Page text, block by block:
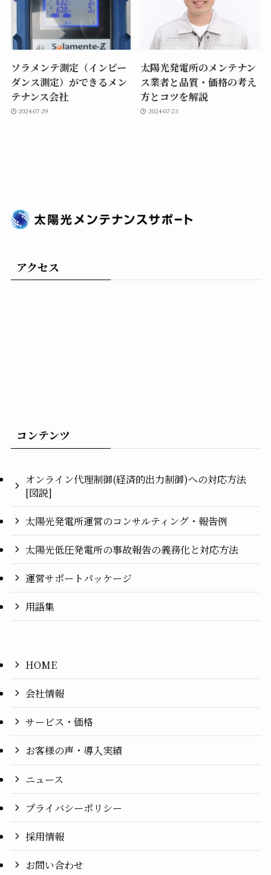
ソラメンテ測定（インピー
ダンス測定）ができるメン
テナンス会社
2024-07-29
太陽光発電所のメンテナン
ス業者と品質・価格の考え
方とコツを解説
2024-07-23
アクセス
コンテンツ
オンライン代理制御(経済的出力制御)への対応方法
[図説]
太陽光発電所運営のコンサルティング・報告例
太陽光低圧発電所の事故報告の義務化と対応方法
運営サポートパッケージ
用語集
HOME
会社情報
サービス・価格
お客様の声・導入実績
ニュース
プライバシーポリシー
採用情報
お問い合わせ